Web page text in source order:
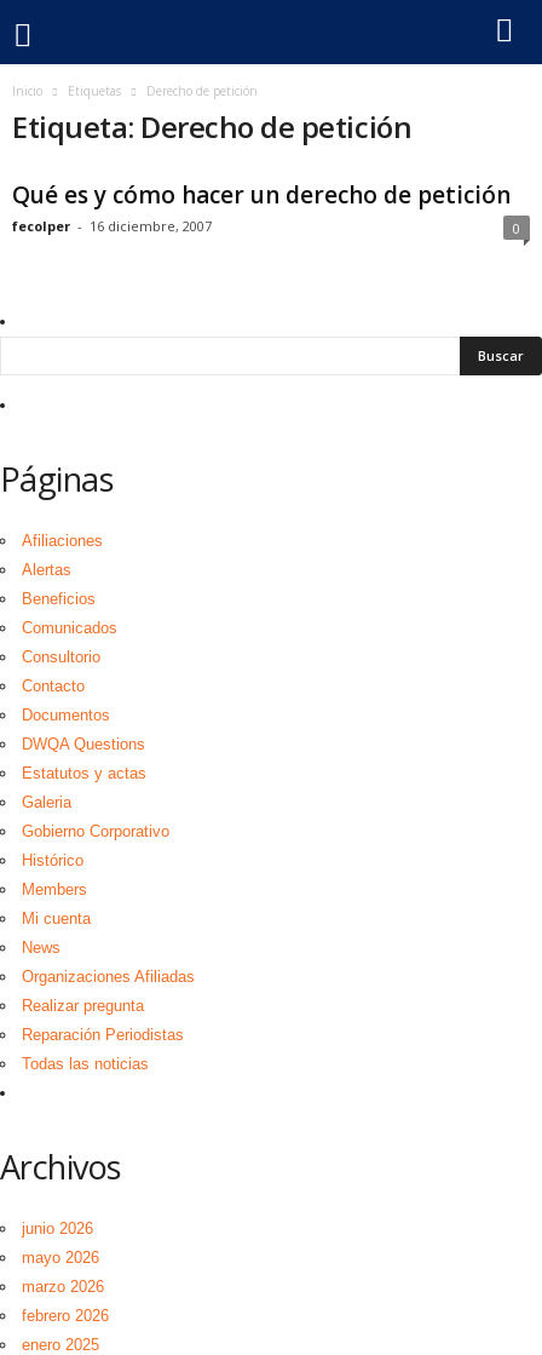
e
Inicio Etiquetas Derecho de petición
Etiqueta: Derecho de petición
Qué es y cómo hacer un derecho de petición
fecolper - 16 diciembre, 2007 0
Páginas
Afiliaciones
Alertas
Beneficios
Comunicados
Consultorio
Contacto
Documentos
DWQA Questions
Estatutos y actas
Galeria
Gobierno Corporativo
Histórico
Members
Mi cuenta
News
Organizaciones Afiliadas
Realizar pregunta
Reparación Periodistas
Todas las noticias
Archivos
junio 2026
mayo 2026
marzo 2026
febrero 2026
enero 2025